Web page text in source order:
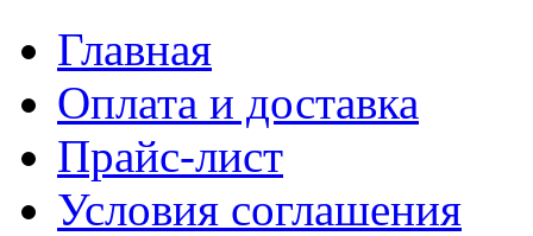
Главная
Оплата и доставка
Прайс-лист
Условия соглашения